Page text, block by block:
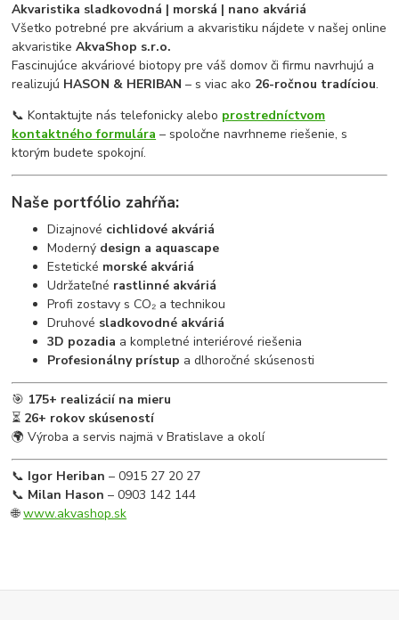
Akvaristika sladkovodná | morská | nano akváriá
Všetko potrebné pre akvárium a akvaristiku nájdete v našej online
akvaristikeAkvaShop s.r.o.
Fascinujúce akváriové biotopy pre váš domov či firmu navrhujú a
realizujú HASON & HERIBAN – s viac ako 26-ročnou tradíciou.
📞 Kontaktujte nás telefonicky alebo prostredníctvom
kontaktného formulára – spoločne navrhneme riešenie, s
ktorým budete spokojní.
Naše portfólio zahŕňa:
Dizajnové cichlidové akváriá
Moderný design a aquascape
Estetické morské akváriá
Udržateľné rastlinné akváriá
Profi zostavy s CO₂ a technikou
Druhové sladkovodné akváriá
3D pozadia a kompletné interiérové riešenia
Profesionálny prístup a dlhoročné skúsenosti
🎯 175+ realizácií na mieru
⏳ 26+ rokov skúseností
🌍 Výroba a servis najmä v Bratislave a okolí
📞 Igor Heriban – 0915 27 20 27
📞 Milan Hason – 0903 142 144
🌐www.akvashop.sk